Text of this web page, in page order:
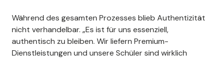
Während des gesamten Prozesses blieb Authentizität
nicht verhandelbar. „Es ist für uns essenziell,
authentisch zu bleiben. Wir liefern Premium-
Dienstleistungen und unsere Schüler sind wirklich